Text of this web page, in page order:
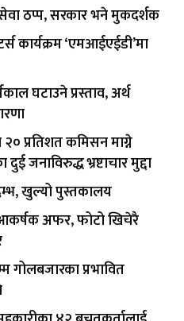
ठप्प, सरकार भने मुकदर्शक
कार्यक्रम ‘एमआईएईडी’मा
घटाउने प्रस्ताव, अर्थ
प्रतिशत कमिसन माग्ने
जनाविरुद्ध भ्रष्टाचार मुद्दा
खुल्यो पुस्तकालय
अफर, फोटो खिचेरै
गोलबजारका प्रभावित